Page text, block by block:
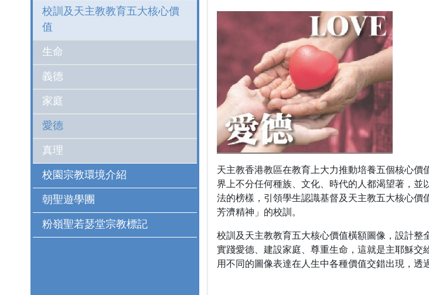
校訓及天主教教育五大核心價
值
生命
義德
家庭
愛德
真理
校園宗教環境介紹
朝聖遊學團
粉嶺聖若瑟堂宗教標記
天主教香港教區在教育上大力推動培養五個核心
界上不分任何種族、文化、時代的人都渴望著，
法的榜樣，引領學生認識基督及天主教五大核心價
芳濟精神」的校訓。
校訓及天主教教育五大核心價值橫額圖像，設計整
實踐愛德、建設家庭、尊重生命，這就是主耶穌
用不同的圖像表達在人生中各種價值交錯出現，透